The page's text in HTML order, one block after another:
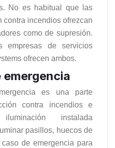
No es habitual que las
contra incendios ofrezcan
como de supresión.
empresas de servicios
ofrecen ambos.
emergencia
es una parte
contra incendios e
instalada
pasillos, huecos de
de emergencia para